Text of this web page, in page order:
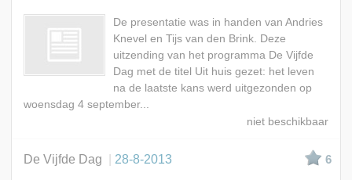
De presentatie was in handen van Andries
Knevel en Tijs van den Brink. Deze
uitzending van het programma De Vijfde
Dag met de titel Uit huis gezet: het leven
na de laatste kans werd uitgezonden op
woensdag 4 september...
De Vijfde Dag 28-8-2013 6